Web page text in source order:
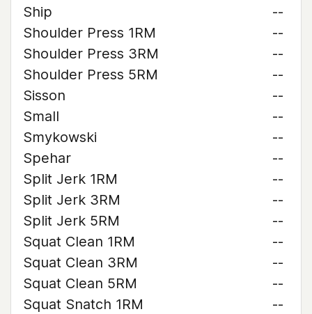
Ship
--
Shoulder Press 1RM
--
Shoulder Press 3RM
--
Shoulder Press 5RM
--
Sisson
--
Small
--
Smykowski
--
Spehar
--
Split Jerk 1RM
--
Split Jerk 3RM
--
Split Jerk 5RM
--
Squat Clean 1RM
--
Squat Clean 3RM
--
Squat Clean 5RM
--
Squat Snatch 1RM
--